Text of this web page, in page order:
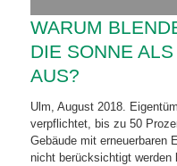
WARUM
DIE SONNE
AUS?
Ulm, August 2018.
verpflichtet, bis zu 50
Gebäude mit erneuerbaren
nicht berücksichtigt